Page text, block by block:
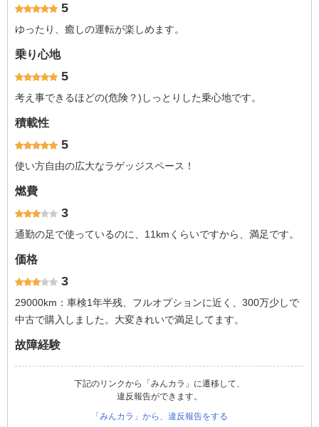
5
ゆったり、癒しの運転が楽しめます。
乗り心地
5
考え事できるほどの(危険？)しっとりした乗心地です。
積載性
5
使い方自由の広大なラゲッジスペース！
燃費
3
通勤の足で使っているのに、11kmくらいですから、満足です。
価格
3
29000km：車検1年半残、フルオプションに近く、300万少しで
中古で購入しました。大変きれいで満足してます。
故障経験
下記のリンクから「みんカラ」に遷移して、
違反報告ができます。
「みんカラ」から、違反報告をする